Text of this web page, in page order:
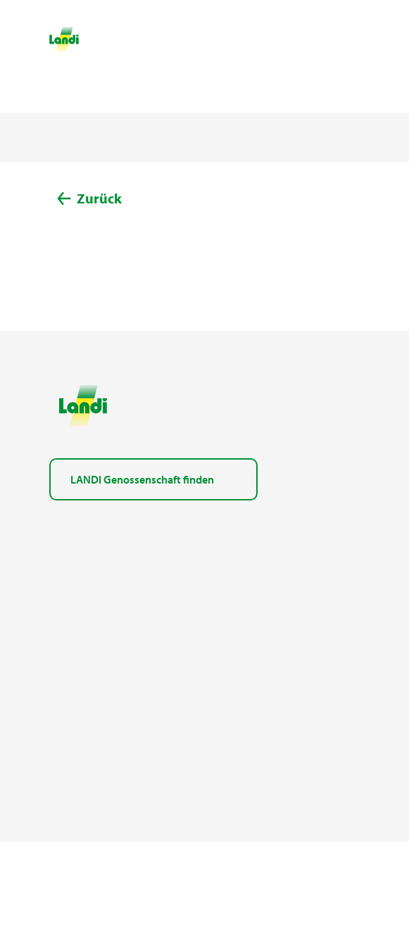
Zurück
LANDI Genossenschaft finden